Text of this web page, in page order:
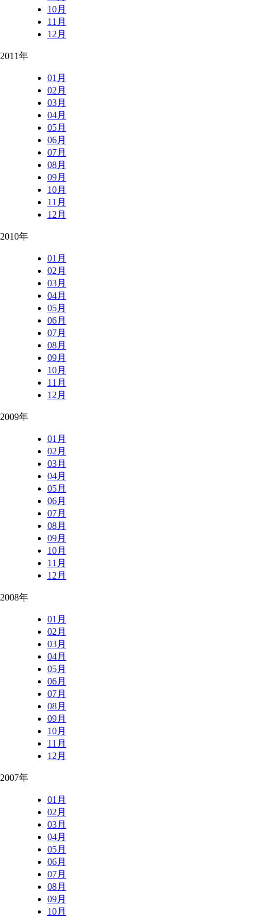
10月
11月
12月
2011年
01月
02月
03月
04月
05月
06月
07月
08月
09月
10月
11月
12月
2010年
01月
02月
03月
04月
05月
06月
07月
08月
09月
10月
11月
12月
2009年
01月
02月
03月
04月
05月
06月
07月
08月
09月
10月
11月
12月
2008年
01月
02月
03月
04月
05月
06月
07月
08月
09月
10月
11月
12月
2007年
01月
02月
03月
04月
05月
06月
07月
08月
09月
10月